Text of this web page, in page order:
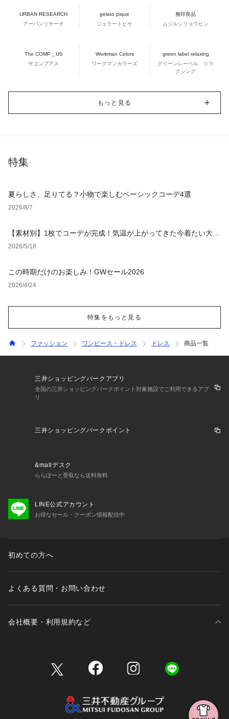
URBAN RESEARCH
アーバンリサーチ
gelato pique
ジェラートピケ
無印良品
ムジルシリョウヒン
The COMP＿US
ザコンプアス
Workman Colors
ワークマンカラーズ
green label relaxing
グリーンレーベル リラ
クシング
もっと見る
特集
夏らしさ、足りてる？小物で楽しむベーシックコーデ4選
2026/8/7
【素材別】1枚でコーデが完成！気温が上がってきた今着たい大人
のワンピースを厳選
2026/5/18
この時期だけのお楽しみ！GWセール2026
2026/4/24
特集をもっと見る
ファッション ワンピース・ドレス ドレス 商品一覧
三井ショッピングパークアプリ
全国の三井ショッピングパークポイント対象施設でご利用できるアプ
リ
三井ショッピングパークポイント
&mallデスク
ららぽーと受取なら送料無料
LINE公式アカウント
お得なセール・クーポン情報配信中
初めての方へ
よくある質問・お問い合わせ
会社概要・利用規約など